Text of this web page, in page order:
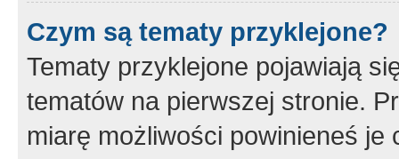
Czym są tematy przyklejone?
Tematy przyklejone pojawiają
tematów na pierwszej stronie.
miarę możliwości powinieneś je